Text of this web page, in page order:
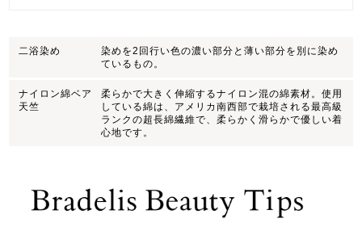
二浴染め
染めを2回行い色の濃い部分と薄い部分を別に染め
ているもの。
ナイロン綿ベア
天竺
柔らかで大きく伸縮するナイロン混の綿素材。使用
している綿は、アメリカ南西部で栽培される最高級
ランクの超長綿繊維で、柔らかく滑らかで優しい着
心地です。